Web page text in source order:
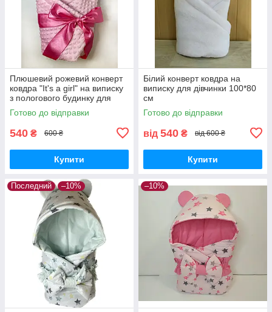
Плюшевий рожевий конверт
ковдра "It's a girl" на виписку
з пологового будинку для
дівчинки
Готово до відправки
540 ₴ 600 ₴
Купити
Білий конверт ковдра на
виписку для дівчинки 100*80
см
Готово до відправки
від 540 ₴ від 600 ₴
Купити
Последний –10% –10%